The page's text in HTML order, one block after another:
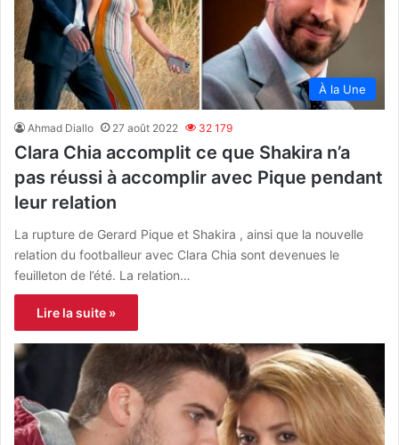
À la Une
Ahmad Diallo 27 août 2022 32 179
Clara Chia accomplit ce que Shakira n’a
pas réussi à accomplir avec Pique pendant
leur relation
La rupture de Gerard Pique et Shakira , ainsi que la nouvelle
relation du footballeur avec Clara Chia sont devenues le
feuilleton de l’été. La relation…
Lire la suite »